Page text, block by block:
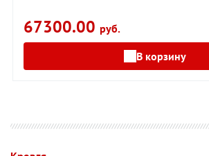
67300.00 руб.
В корзину